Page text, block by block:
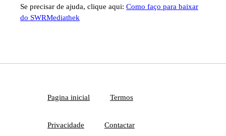
Se precisar de ajuda, clique aqui: Como faço para baixar
do SWRMediathek
Pagina inicial Termos
Privacidade Contactar